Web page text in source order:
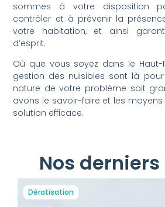
sommes à votre disposition
contrôler et à prévenir la
votre habitation, et ainsi
d’esprit.
Où que vous soyez dans le Haut-
gestion des nuisibles sont là
nature de votre problème soit
avons le savoir-faire et les
solution efficace.
Nos
Dératisation